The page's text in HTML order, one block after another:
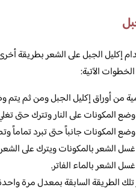
إكليل الجبل على الشعر بطريقة
الآتية:
من أوراق إكليل الجبل ومن ثم يتم
المكونات على النار وتترك حتى
المكونات جانباً حتى تبرد تماماً
الشعر بالمكونات ويترك على
الشعر بالماء الفاتر.
الطريقة السابقة بمعدل مرة